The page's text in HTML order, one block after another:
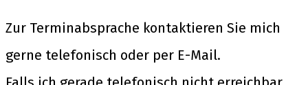
Zur Terminabsprache kontaktieren Sie mich
gerne telefonisch oder per E-Mail.